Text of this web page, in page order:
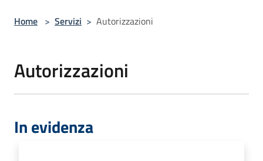
Home > Servizi > Autorizzazioni
Autorizzazioni
In evidenza